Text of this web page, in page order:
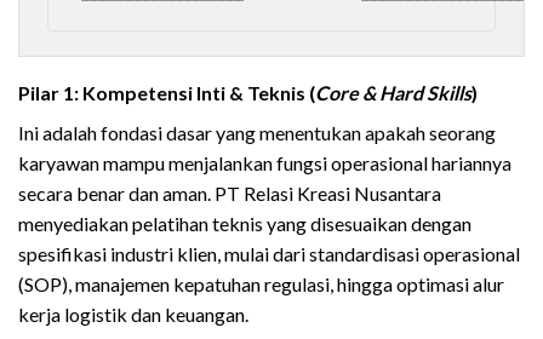
Pilar 1: Kompetensi Inti & Teknis (Core & Hard Skills)
Ini adalah fondasi dasar yang menentukan apakah seorang
karyawan mampu menjalankan fungsi operasional hariannya
secara benar dan aman. PT Relasi Kreasi Nusantara
menyediakan pelatihan teknis yang disesuaikan dengan
spesifikasi industri klien, mulai dari standardisasi operasional
(SOP), manajemen kepatuhan regulasi, hingga optimasi alur
kerja logistik dan keuangan.